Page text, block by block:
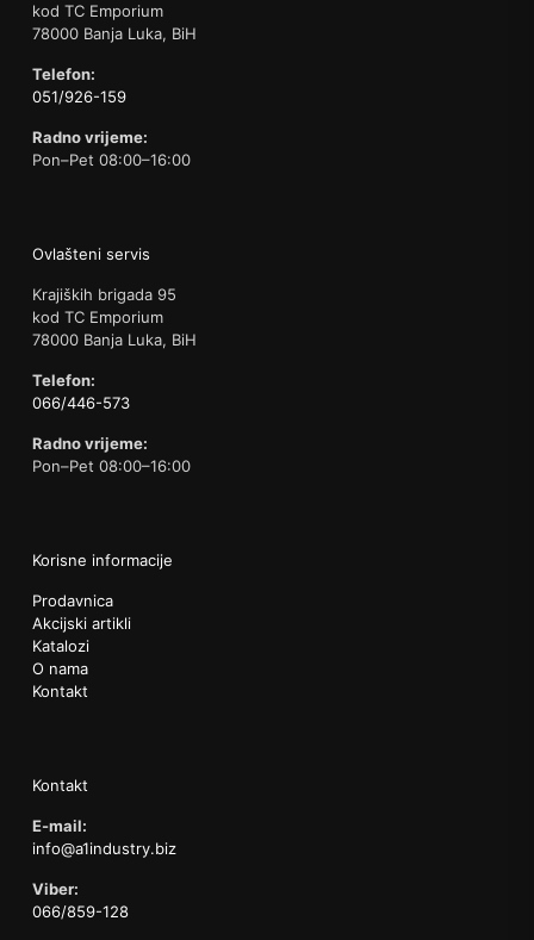
kod TC Emporium
78000 Banja Luka, BiH
Telefon:
051/926-159
Radno vrijeme:
Pon–Pet 08:00–16:00
Ovlašteni servis
Krajiških brigada 95
kod TC Emporium
78000 Banja Luka, BiH
Telefon:
066/446-573
Radno vrijeme:
Pon–Pet 08:00–16:00
Korisne informacije
Prodavnica
Akcijski artikli
Katalozi
O nama
Kontakt
Kontakt
E-mail:
info@a1industry.biz
Viber:
066/859-128